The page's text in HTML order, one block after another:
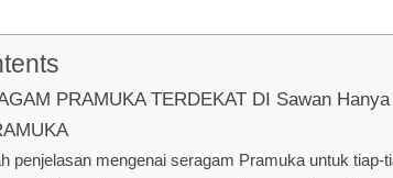
PRAMUKA TERDEKAT DI Sawan
penjelasan mengenai seragam Pramuka untuk tiap-